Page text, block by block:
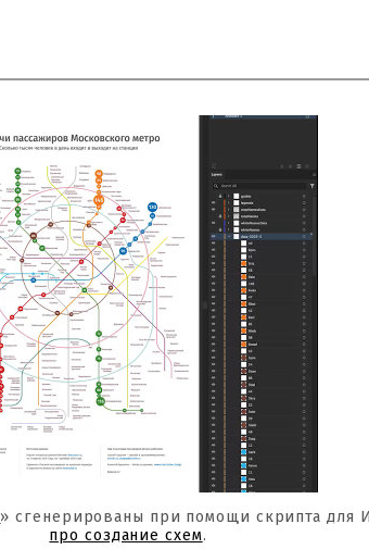
» сгенерированы при помощи скрипта для
про создание схем.